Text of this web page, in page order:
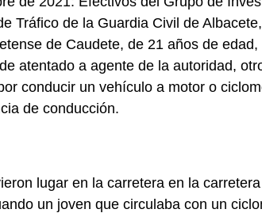
Tráfico de la Guardia Civil de
de Caudete, de 21 años de
atentado a agente de la autoridad,
conducir un vehículo a motor o
de conducción.
lugar en la carretera en la
un joven que circulaba con un